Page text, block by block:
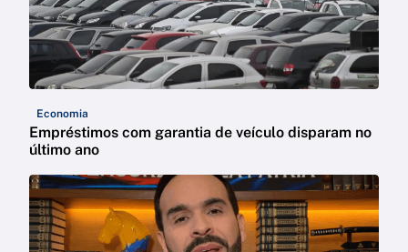
Economia
Empréstimos com garantia de veículo disparam no
último ano